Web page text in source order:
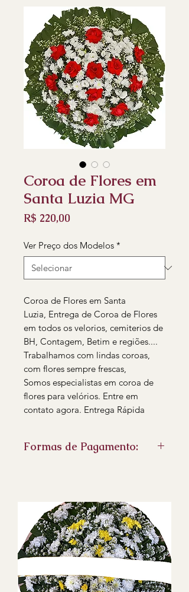
Coroa de Flores em
Santa Luzia MG
R$ 220,00
Ver Preço dos Modelos *
Coroa de Flores em Santa
Luzia, Entrega de Coroa de Flores
em todos os velorios, cemiterios de
BH, Contagem, Betim e regiões....
Trabalhamos com lindas coroas,
com flores sempre frescas,
Somos especialistas em coroa de
flores para velórios. Entre em
contato agora. Entrega Rápida
Formas de Pagamento:
Boleto bancário
faturamento para empresas no
boleto
- Emitimos Nota fiscal eletrônica